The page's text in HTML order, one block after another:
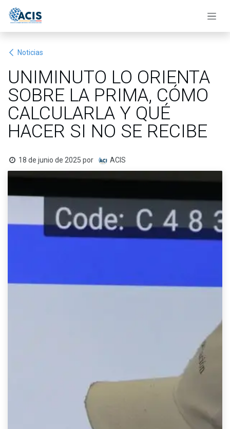
Noticias
UNIMINUTO LO ORIENTA
SOBRE LA PRIMA, CÓMO
CALCULARLA Y QUÉ
HACER SI NO SE RECIBE
18 de junio de 2025 por ACIS